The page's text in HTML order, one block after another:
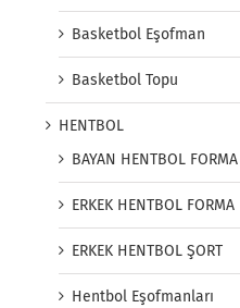
Basketbol Eşofman
Basketbol Topu
HENTBOL
BAYAN HENTBOL FORMA
ERKEK HENTBOL FORMA
ERKEK HENTBOL ŞORT
Hentbol Eşofmanları